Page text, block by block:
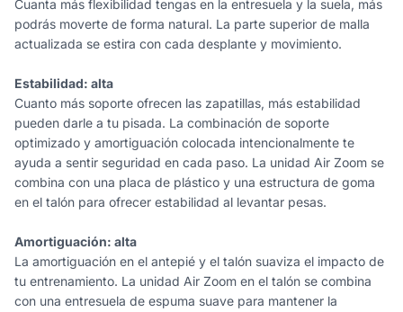
Cuanta más flexibilidad tengas en la entresuela y la suela, más
podrás moverte de forma natural. La parte superior de malla
actualizada se estira con cada desplante y movimiento.
Estabilidad: alta
Cuanto más soporte ofrecen las zapatillas, más estabilidad
pueden darle a tu pisada. La combinación de soporte
optimizado y amortiguación colocada intencionalmente te
ayuda a sentir seguridad en cada paso. La unidad Air Zoom se
combina con una placa de plástico y una estructura de goma
en el talón para ofrecer estabilidad al levantar pesas.
Amortiguación: alta
La amortiguación en el antepié y el talón suaviza el impacto de
tu entrenamiento. La unidad Air Zoom en el talón se combina
con una entresuela de espuma suave para mantener la